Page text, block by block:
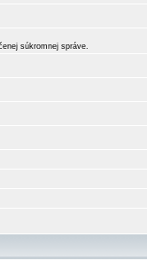
súkromnej správe.